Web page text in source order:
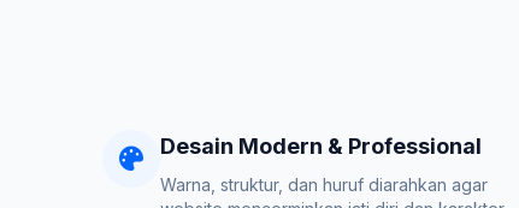
Desain Modern & Professional
Warna, struktur, dan huruf diarahkan agar